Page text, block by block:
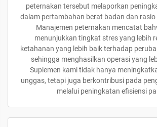
peternakan tersebut melaporkan
dalam pertambahan berat badan dan rasio
Manajemen peternakan mencatat
menunjukkan tingkat stres yang lebih
ketahanan yang lebih baik terhadap
sehingga menghasilkan operasi yang
Suplemen kami tidak hanya
unggas, tetapi juga berkontribusi pada
melalui peningkatan efisiensi